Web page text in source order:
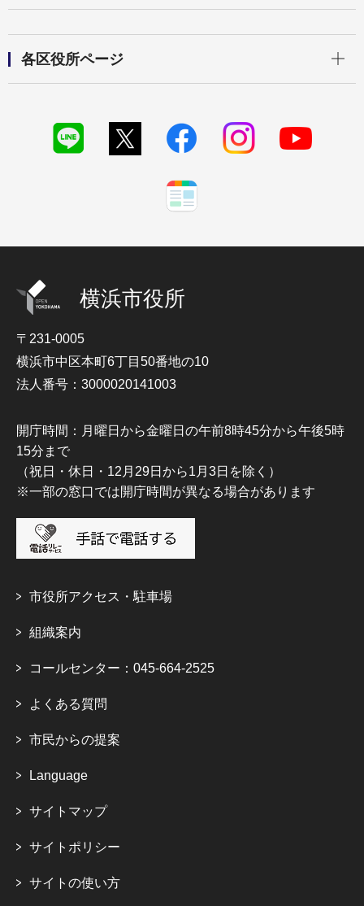
各区役所ページ
横浜市役所
〒231-0005
横浜市中区本町6丁目50番地の10
法人番号：3000020141003
開庁時間：月曜日から金曜日の午前8時45分から午後5時
15分まで
（祝日・休日・12月29日から1月3日を除く）
※一部の窓口では開庁時間が異なる場合があります
市役所アクセス・駐車場
組織案内
コールセンター：045-664-2525
よくある質問
市民からの提案
Language
サイトマップ
サイトポリシー
サイトの使い方